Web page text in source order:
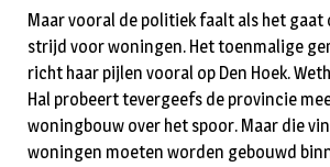
Maar vooral de politiek faalt als het gaat
strijd voor woningen. Het toenmalige
richt haar pijlen vooral op Den Hoek.
Hal probeert tevergeefs de provincie
woningbouw over het spoor. Maar die
woningen moeten worden gebouwd